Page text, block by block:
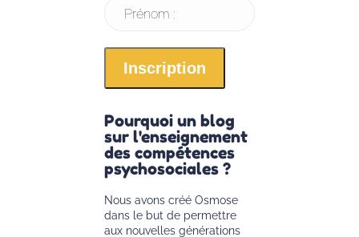
Prénom :
Pourquoi un blog
sur l'enseignement
des compétences
psychosociales ?
Nous avons créé Osmose
dans le but de permettre
aux nouvelles générations